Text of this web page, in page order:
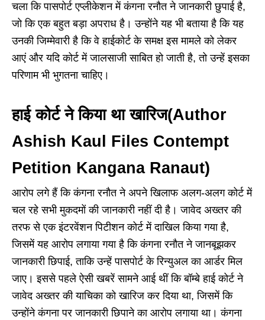
चला कि पासपोर्ट एप्लीकेशन में कंगना रनौत ने जानकारी छुपाई है,
जो कि एक बहुत बड़ा अपराध है। उन्होंने यह भी बताया है कि यह
उनकी जिम्मेवारी है कि वे हाईकोर्ट के समक्ष इस मामले को लेकर
आएं और यदि कोर्ट में जालसाजी साबित हो जाती है, तो उन्हें इसका
परिणाम भी भुगतना चाहिए।
हाई कोर्ट ने किया था खारिज(Author
Ashish Kaul Files Contempt
Petition Kangana Ranaut)
आरोप लगे हैं कि कंगना रनौत ने अपने खिलाफ अलग-अलग कोर्ट में
चल रहे सभी मुकदमों की जानकारी नहीं दी है। जावेद अख्तर की
तरफ से एक इंटरवेंशन पिटीशन कोर्ट में दाखिल किया गया है,
जिसमें यह आरोप लगाया गया है कि कंगना रनौत ने जानबूझकर
जानकारी छिपाई, ताकि उन्हें पासपोर्ट के रिन्युअल का आर्डर मिल
जाए। इससे पहले ऐसी खबरें सामने आई थीं कि बॉम्बे हाई कोर्ट ने
जावेद अख्तर की याचिका को खारिज कर दिया था, जिसमें कि
उन्होंने कंगना पर जानकारी छिपाने का आरोप लगाया था। कंगना